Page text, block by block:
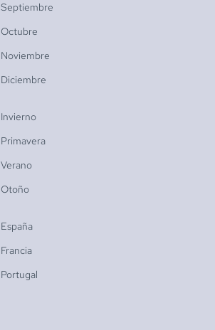
Septiembre
Octubre
Noviembre
Diciembre
Invierno
Primavera
Verano
Otoño
España
Francia
Portugal